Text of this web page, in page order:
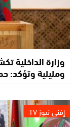
وزارة الداخلية
ومليلية وتؤكد:
إفني نيوز TV